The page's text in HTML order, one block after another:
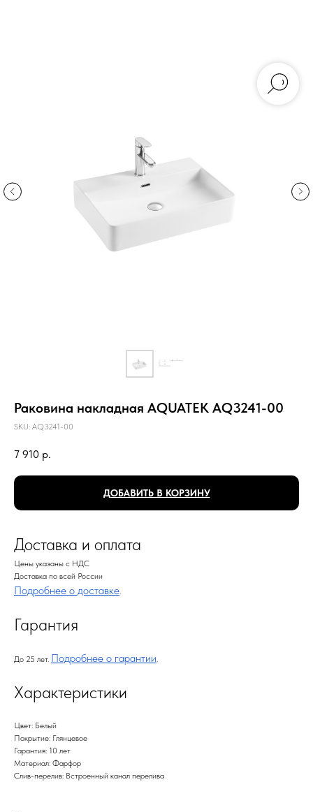
Раковина накладная AQUATEK AQ3241-00
SKU: AQ3241-00
7 910 р.
ДОБАВИТЬ В КОРЗИНУ
Доставка и оплата
Цены указаны с НДС
Доставка по всей России
Подробнее о доставке.
Гарантия
До 25 лет. Подробнее о гарантии.
Характеристики
Цвет: Белый
Покрытие: Глянцевое
Гарантия: 10 лет
Материал: Фарфор
Слив-перелив: Встроенный канал перелива